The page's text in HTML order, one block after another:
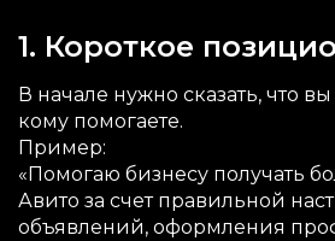
1. Короткое
В начале нужно сказать, что
кому помогаете.
Пример:
«Помогаю бизнесу получать
Авито за счет правильной
объявлений, оформления